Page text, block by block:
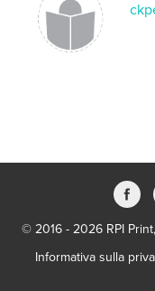
Glacier-National-Park
© 2016 - 2026 RPI
Informativa sulla